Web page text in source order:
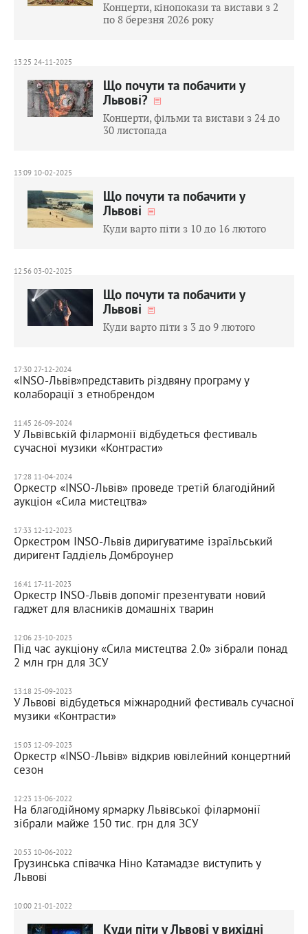
Концерти, кінопокази та вистави з 2
по 8 березня 2026 року
13:25 24-11-2025
Що почути та побачити у
Львові?
Концерти, фільми та вистави з 24 до
30 листопада
13:09 10-02-2025
Що почути та побачити у
Львові
Куди варто піти з 10 до 16 лютого
12:56 03-02-2025
Що почути та побачити у
Львові
Куди варто піти з 3 до 9 лютого
17:30 27-12-2024
«INSO-Львів»представить різдвяну програму у
колаборації з етнобрендом
11:45 26-09-2024
У Львівській філармонії відбудеться фестиваль
сучасної музики «Контрасти»
17:28 11-04-2024
Оркестр «INSO-Львів» проведе третій благодійний
аукціон «Сила мистецтва»
17:33 12-12-2023
Оркестром INSO-Львів диригуватиме ізраїльський
диригент Гаддіель Домброунер
16:41 17-11-2023
Оркестр INSO-Львів допоміг презентувати новий
гаджет для власників домашніх тварин
12:06 23-10-2023
Під час аукціону «Сила мистецтва 2.0» зібрали понад
2 млн грн для ЗСУ
13:18 25-09-2023
У Львові відбудеться міжнародний фестиваль сучасної
музики «Контрасти»
15:03 12-09-2023
Оркестр «INSO-Львів» відкрив ювілейний концертний
сезон
12:23 13-06-2022
На благодійному ярмарку Львівської філармонії
зібрали майже 150 тис. грн для ЗСУ
20:53 10-06-2022
Грузинська співачка Ніно Катамадзе виступить у
Львові
10:00 21-01-2022
Куди піти у Львові у вихідні